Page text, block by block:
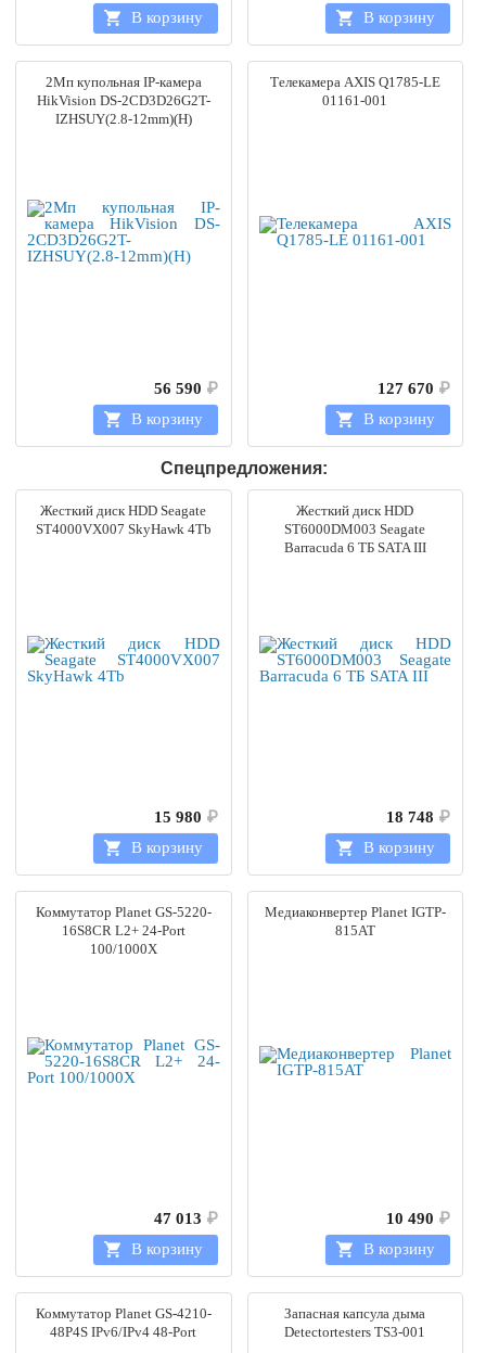
В корзину
В корзину
2Мп купольная IP-камера
HikVision DS-2CD3D26G2T-
IZHSUY(2.8-12mm)(H)
56 590 ₽
В корзину
Телекамера AXIS Q1785-LE
01161-001
127 670 ₽
В корзину
Спецпредложения:
Жесткий диск HDD Seagate
ST4000VX007 SkyHawk 4Tb
15 980 ₽
В корзину
Жесткий диск HDD
ST6000DM003 Seagate
Barracuda 6 ТБ SATA III
18 748 ₽
В корзину
Коммутатор Planet GS-5220-
16S8CR L2+ 24-Port
100/1000X
47 013 ₽
В корзину
Медиаконвертер Planet IGTP-
815AT
10 490 ₽
В корзину
Коммутатор Planet GS-4210-
48P4S IPv6/IPv4 48-Port
Запасная капсула дыма
Detectortesters TS3-001